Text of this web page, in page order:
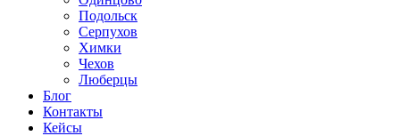
Подольск
Серпухов
Химки
Чехов
Люберцы
Блог
Контакты
Кейсы